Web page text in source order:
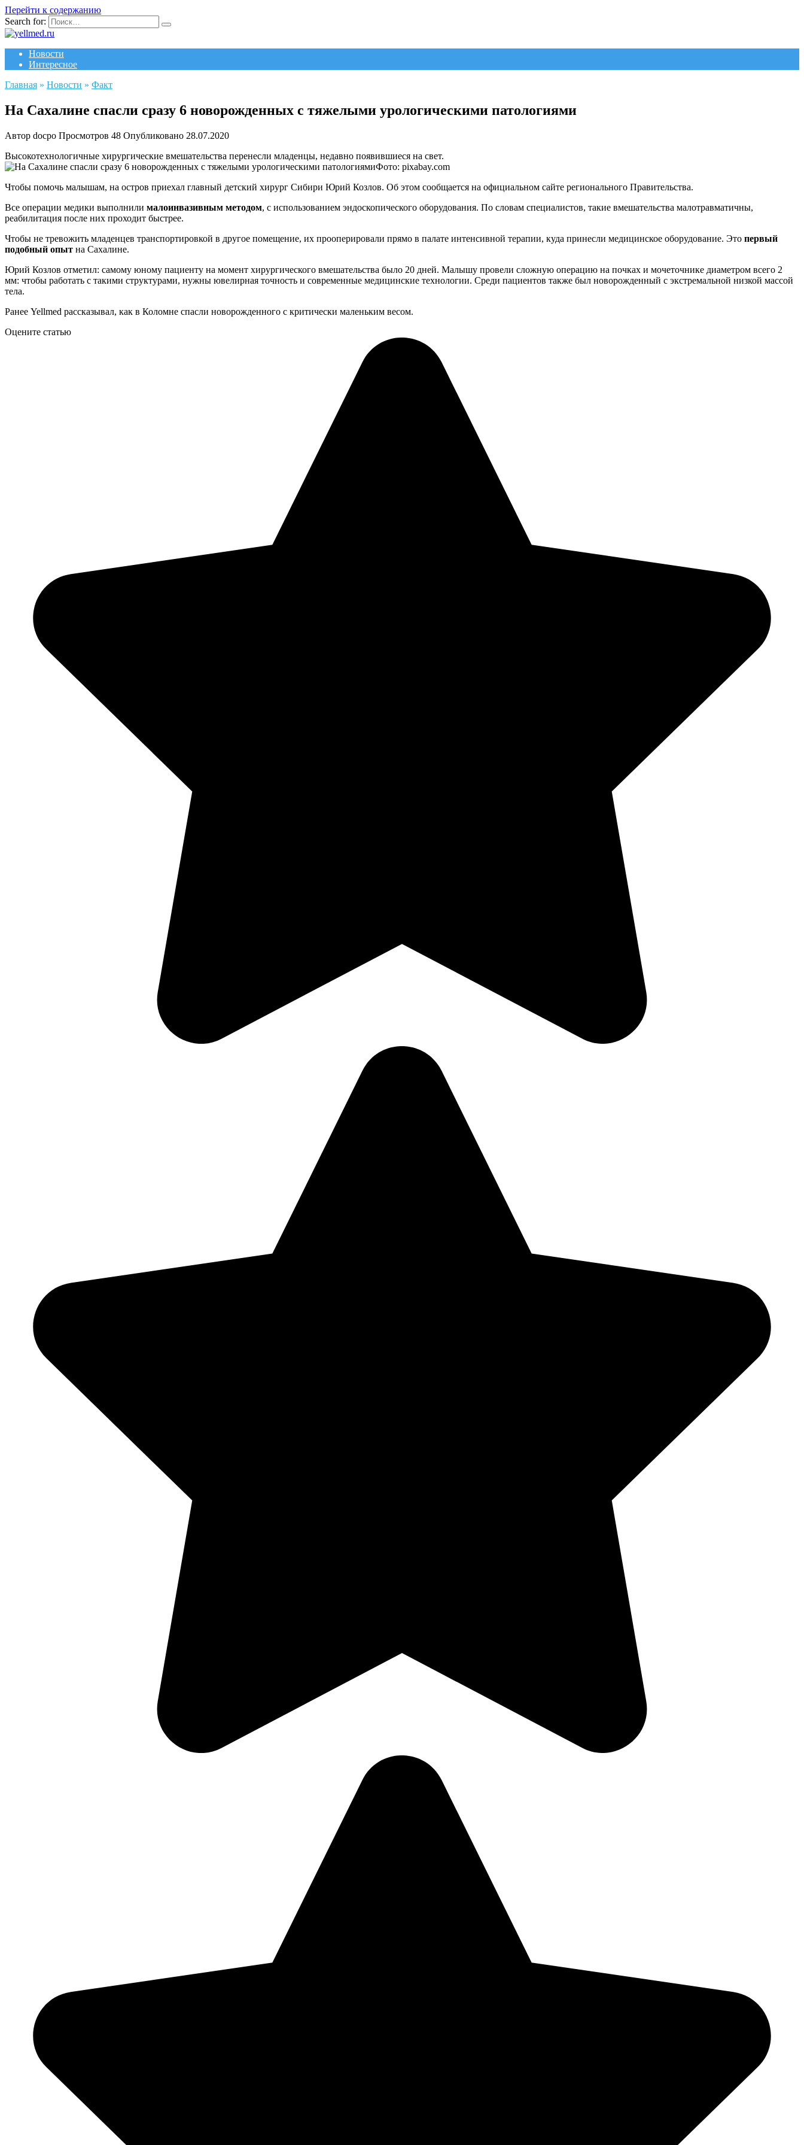
Перейти к содержанию
Search for:
Новости
Интересное
Главная » Новости » Факт
На Сахалине спасли сразу 6 новорожденных с тяжелыми урологическими патологиями
Автор docpo Просмотров 48 Опубликовано 28.07.2020
Высокотехнологичные хирургические вмешательства перенесли младенцы, недавно появившиеся на свет.
Фото: pixabay.com
Чтобы помочь малышам, на остров приехал главный детский хирург Сибири Юрий Козлов. Об этом сообщается на официальном сайте регионального Правительства.
Все операции медики выполнили малоинвазивным методом, с использованием эндоскопического оборудования. По словам специалистов, такие вмешательства малотравматичны,
реабилитация после них проходит быстрее.
Чтобы не тревожить младенцев транспортировкой в другое помещение, их прооперировали прямо в палате интенсивной терапии, куда принесли медицинское оборудование. Это первый
подобный опыт на Сахалине.
Юрий Козлов отметил: самому юному пациенту на момент хирургического вмешательства было 20 дней. Малышу провели сложную операцию на почках и мочеточнике диаметром всего 2
мм: чтобы работать с такими структурами, нужны ювелирная точность и современные медицинские технологии. Среди пациентов также был новорожденный с экстремальной низкой массой
тела.
Ранее Yellmed рассказывал, как в Коломне спасли новорожденного с критически маленьким весом.
Оцените статью